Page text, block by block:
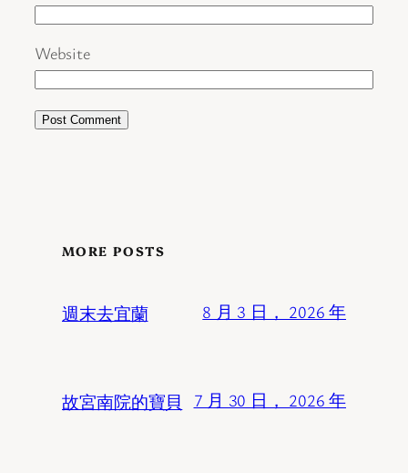
Website
MORE POSTS
週末去宜蘭 8 月 3 日， 2026 年
故宮南院的寶貝 7 月 30 日， 2026 年